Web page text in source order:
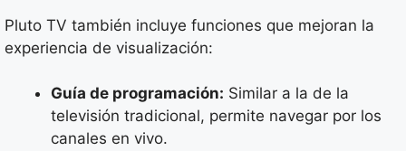
Pluto TV también incluye funciones que mejoran la
experiencia de visualización:
Guía de programación: Similar a la de la
televisión tradicional, permite navegar por los
canales en vivo.